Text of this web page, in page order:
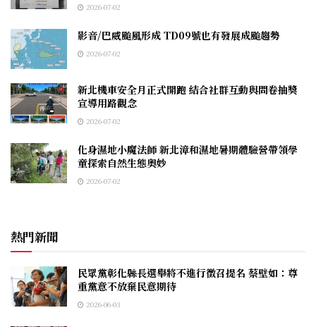
2026-07-02
影音/巴威颱風形成 TD09號也有發展成颱趨勢
2026-07-02
新北機車安全月正式開跑 結合社群互動與問卷抽獎
宣導用路觀念
2026-07-02
化身濕地小魔法師 新北漳和濕地暑期體驗營帶領學
童探索自然生態奧妙
2026-07-02
熱門新聞
民眾黨彰化縣長選舉將不進行徵召提名 蔡壁如：尊
重黨意不放棄民意期待
2026-06-03